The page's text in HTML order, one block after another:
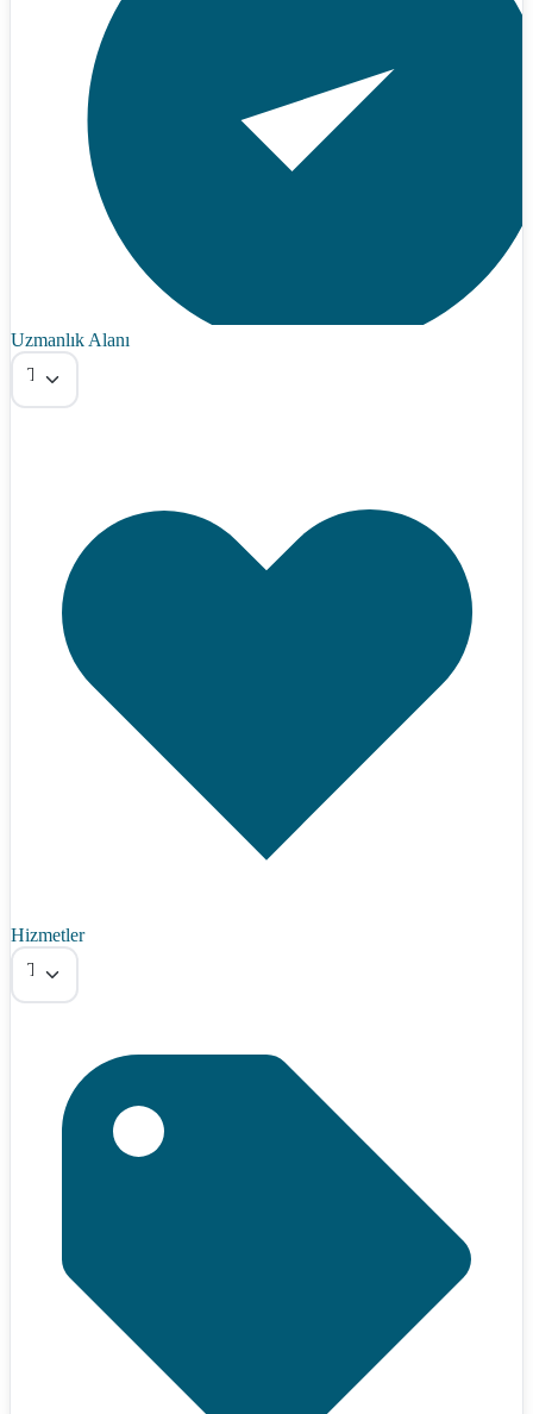
Uzmanlık Alanı
Tümü
Hizmetler
Tümü